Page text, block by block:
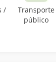
/
Transporte
público